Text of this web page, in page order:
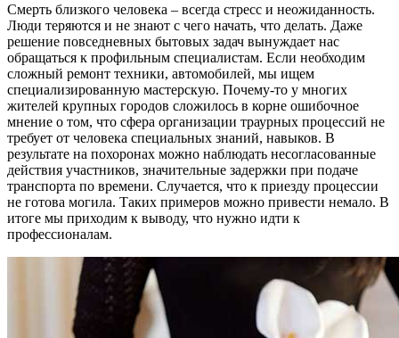
Смерть близкого человека – всегда стресс и неожиданность.
Люди теряются и не знают с чего начать, что делать. Даже
решение повседневных бытовых задач вынуждает нас
обращаться к профильным специалистам. Если необходим
сложный ремонт техники, автомобилей, мы ищем
специализированную мастерскую. Почему-то у многих
жителей крупных городов сложилось в корне ошибочное
мнение о том, что сфера организации траурных процессий не
требует от человека специальных знаний, навыков. В
результате на похоронах можно наблюдать несогласованные
действия участников, значительные задержки при подаче
транспорта по времени. Случается, что к приезду процессии
не готова могила. Таких примеров можно привести немало. В
итоге мы приходим к выводу, что нужно идти к
профессионалам.